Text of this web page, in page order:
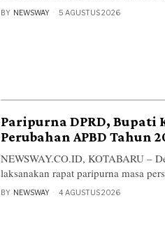
BY NEWSWAY 5 AGUSTUS 2026
Paripurna DPRD, Bupati
Perubahan APBD Tahun
NEWSWAY.CO.ID, KOTABARU –
laksanakan rapat paripurna masa
BY NEWSWAY 4 AGUSTUS 2026